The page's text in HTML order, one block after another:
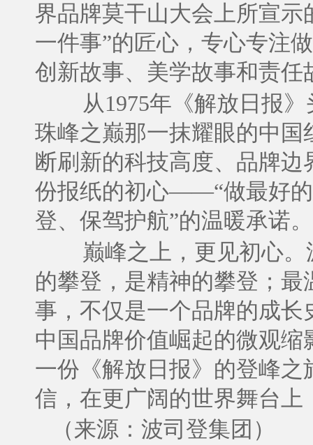
界品牌莫干山大会上所宣
一件事”的匠心，专心专注
创新故事、美学故事和责任
从1975年《解放日报
珠峰之巅那一抹耀眼的中
断刷新的科技高度、品牌
份报纸的初心——“做最好的
登、保驾护航”的温暖承诺。
巅峰之上，更见初心
的攀登，是精神的攀登；
事，不仅是一个品牌的成
中国品牌价值崛起的微观
一份《解放日报》的登峰
信，在更广阔的世界舞台
（来源：波司登集团）